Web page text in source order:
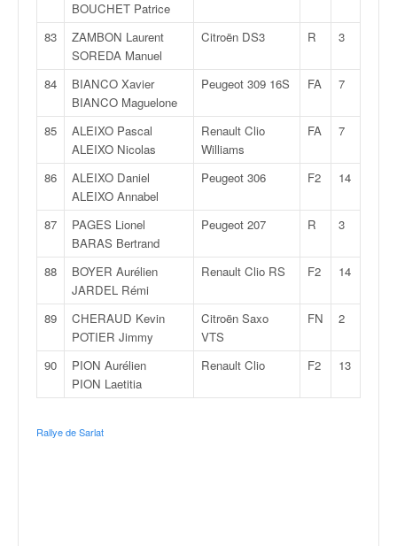
BOUCHET Patrice
83
ZAMBON Laurent
SOREDA Manuel
Citroën DS3 R 3
84
BIANCO Xavier
BIANCO Maguelone
Peugeot 309 16S FA 7
85
ALEIXO Pascal
ALEIXO Nicolas
Renault Clio
Williams
FA 7
86
ALEIXO Daniel
ALEIXO Annabel
Peugeot 306 F2 14
87
PAGES Lionel
BARAS Bertrand
Peugeot 207 R 3
88
BOYER Aurélien
JARDEL Rémi
Renault Clio RS F2 14
89
CHERAUD Kevin
POTIER Jimmy
Citroën Saxo
VTS
FN 2
90
PION Aurélien
PION Laetitia
Renault Clio F2 13
Rallye de Sarlat